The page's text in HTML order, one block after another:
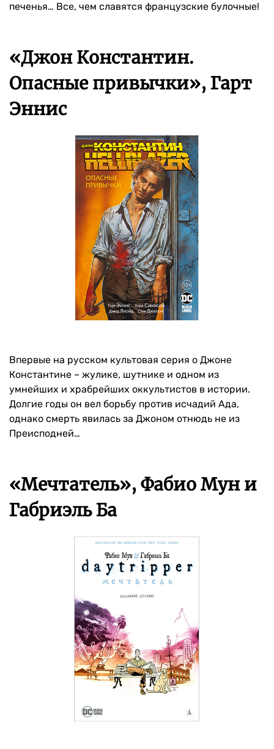
печенья… Все, чем славятся французские булочные!
«Джон Константин.
Опасные привычки», Гарт
Эннис
Впервые на русском культовая серия о Джоне
Константине – жулике, шутнике и одном из
умнейших и храбрейших оккультистов в истории.
Долгие годы он вел борьбу против исчадий Ада,
однако смерть явилась за Джоном отнюдь не из
Преисподней…
«Мечтатель», Фабио Мун и
Габриэль Ба